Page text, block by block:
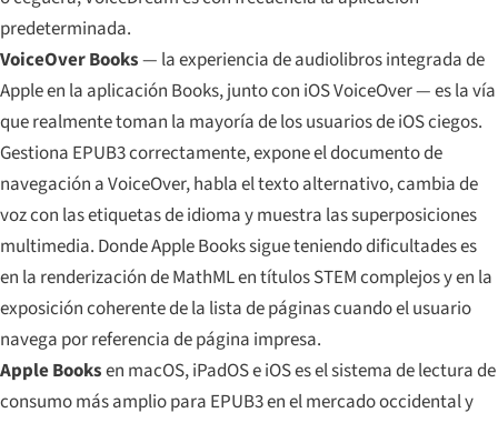
predeterminada.
VoiceOver Books— la experiencia de audiolibros integrada de
Apple en la aplicación Books, junto con iOS VoiceOver — es la vía
que realmente toman la mayoría de los usuarios de iOS ciegos.
Gestiona EPUB3 correctamente, expone el documento de
navegación a VoiceOver, habla el texto alternativo, cambia de
voz con las etiquetas de idioma y muestra las superposiciones
multimedia. Donde Apple Books sigue teniendo dificultades es
en la renderización de MathML en títulos STEM complejos y en la
exposición coherente de la lista de páginas cuando el usuario
navega por referencia de página impresa.
Apple Booksen macOS, iPadOS e iOS es el sistema de lectura de
consumo más amplio para EPUB3 en el mercado occidental y